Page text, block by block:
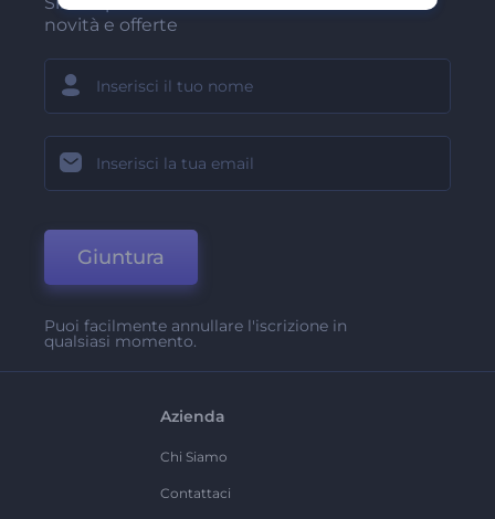
novità e offerte
Giuntura
Puoi facilmente annullare l'iscrizione in
qualsiasi momento.
Azienda
Chi Siamo
Contattaci